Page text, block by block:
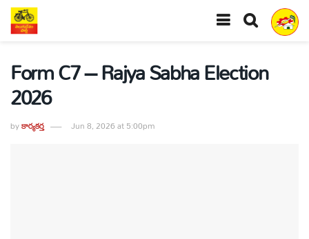
Form C7 – Rajya Sabha Election
2026
byకార్యకర్త Jun 8, 2026 at 5:00pm